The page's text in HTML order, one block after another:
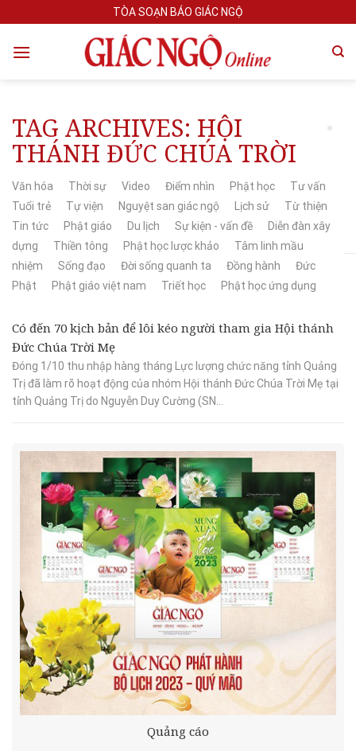
to
content
TÒA SOẠN BÁO GIÁC NGỘ
TAG ARCHIVES: HỘI
THÁNH ĐỨC CHÚA TRỜI
Văn hóa Thời sự Video Điểm nhìn Phật học
Tư vấn
Tuổi trẻ
Tự viện Nguyệt san giác ngộ Lịch sử
Từ thiện
Tin tức
Phật giáo Du lịch Sự kiện - vấn đề
Diễn đàn xây
dựng
Thiền tông Phật học lược khảo
Tâm linh mầu
nhiệm
Sống đạo Đời sống quanh ta Đồng hành
Đức
Phật
Phật giáo việt nam Triết học Phật học ứng dụng
Có đến 70 kịch bản để lôi kéo người tham gia Hội thánh
Đức Chúa Trời Mẹ
Đóng 1/10 thu nhập hàng tháng Lực lượng chức năng tỉnh Quảng
Trị đã làm rõ hoạt động của nhóm Hội thánh Đức Chúa Trời Mẹ tại
tỉnh Quảng Trị do Nguyễn Duy Cường (SN...
Quảng cáo